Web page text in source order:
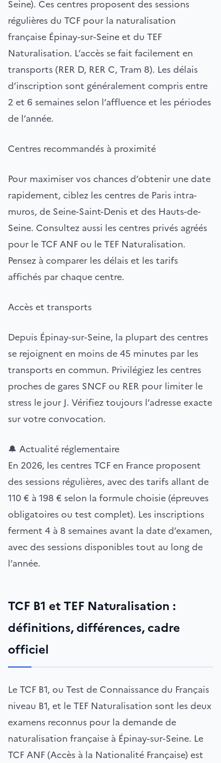
Seine). Ces centres proposent des sessions
régulières du TCF pour la naturalisation
française Épinay-sur-Seine et du TEF
Naturalisation. L’accès se fait facilement en
transports (RER D, RER C, Tram 8). Les délais
d’inscription sont généralement compris entre
2 et 6 semaines selon l’affluence et les périodes
de l’année.
Centres recommandés à proximité
Pour maximiser vos chances d’obtenir une date
rapidement, ciblez les centres de Paris intra-
muros, de Seine-Saint-Denis et des Hauts-de-
Seine. Consultez aussi les centres privés agréés
pour le TCF ANF ou le TEF Naturalisation.
Pensez à comparer les délais et les tarifs
affichés par chaque centre.
Accès et transports
Depuis Épinay-sur-Seine, la plupart des centres
se rejoignent en moins de 45 minutes par les
transports en commun. Privilégiez les centres
proches de gares SNCF ou RER pour limiter le
stress le jour J. Vérifiez toujours l’adresse exacte
sur votre convocation.
🔔 Actualité réglementaire
En 2026, les centres TCF en France proposent
des sessions régulières, avec des tarifs allant de
110 € à 198 € selon la formule choisie (épreuves
obligatoires ou test complet). Les inscriptions
ferment 4 à 8 semaines avant la date d’examen,
avec des sessions disponibles tout au long de
l’année.
TCF B1 et TEF Naturalisation :
définitions, différences, cadre
officiel
Le TCF B1, ou Test de Connaissance du Français
niveau B1, et le TEF Naturalisation sont les deux
examens reconnus pour la demande de
naturalisation française à Épinay-sur-Seine. Le
TCF ANF (Accès à la Nationalité Française) est